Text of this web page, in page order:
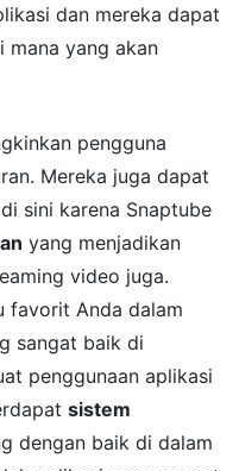
dan mereka dapat
mana yang akan
pengguna
Mereka juga dapat
sini karena Snaptube
yang menjadikan
video juga.
favorit Anda dalam
sangat baik di
penggunaan aplikasi
sistem
dengan baik di dalam